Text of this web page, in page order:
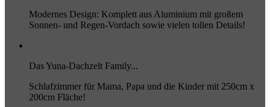
Modernes Design: Komplett aus Aluminium mit großem
Sonnen- und Regen-Vordach sowie vielen tollen Details!
Das Yuna-Dachzelt Family...
Schlafzimmer für Mama, Papa und die Kinder mit 250cm x
200cm Fläche!